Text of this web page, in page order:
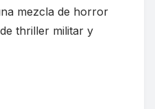
mezcla de horror
thriller militar y